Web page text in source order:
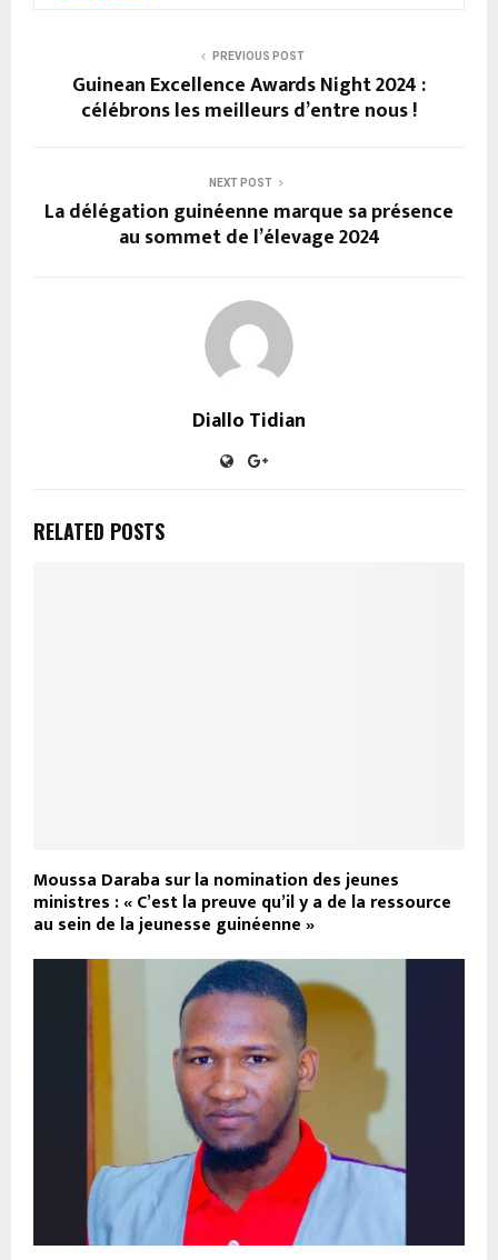
PREVIOUS POST
Guinean Excellence Awards Night 2024 :
célébrons les meilleurs d’entre nous !
NEXT POST
La délégation guinéenne marque sa présence
au sommet de l’élevage 2024
Diallo Tidian
RELATED POSTS
Moussa Daraba sur la nomination des jeunes
ministres : « C’est la preuve qu’il y a de la ressource
au sein de la jeunesse guinéenne »